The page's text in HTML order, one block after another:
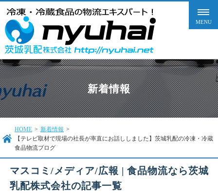
新着情報
HOME > 新着情報 >
【テレビ取材で現場の社長が率直にお話ししました】茨城乳配の冷凍・冷蔵
食品物流ブログ
マスコミ/メディア/広報 | 食品物流なら茨城
乳配株式会社の記事一覧